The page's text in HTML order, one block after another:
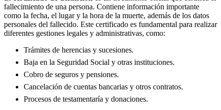
fallecimiento de una persona. Contiene información importante
como la fecha, el lugar y la hora de la muerte, además de los datos
personales del fallecido. Este certificado es fundamental para realizar
diferentes gestiones legales y administrativas, como:
Trámites de herencias y sucesiones.
Baja en la Seguridad Social y otras instituciones.
Cobro de seguros y pensiones.
Cancelación de cuentas bancarias y otros contratos.
Procesos de testamentaría y donaciones.